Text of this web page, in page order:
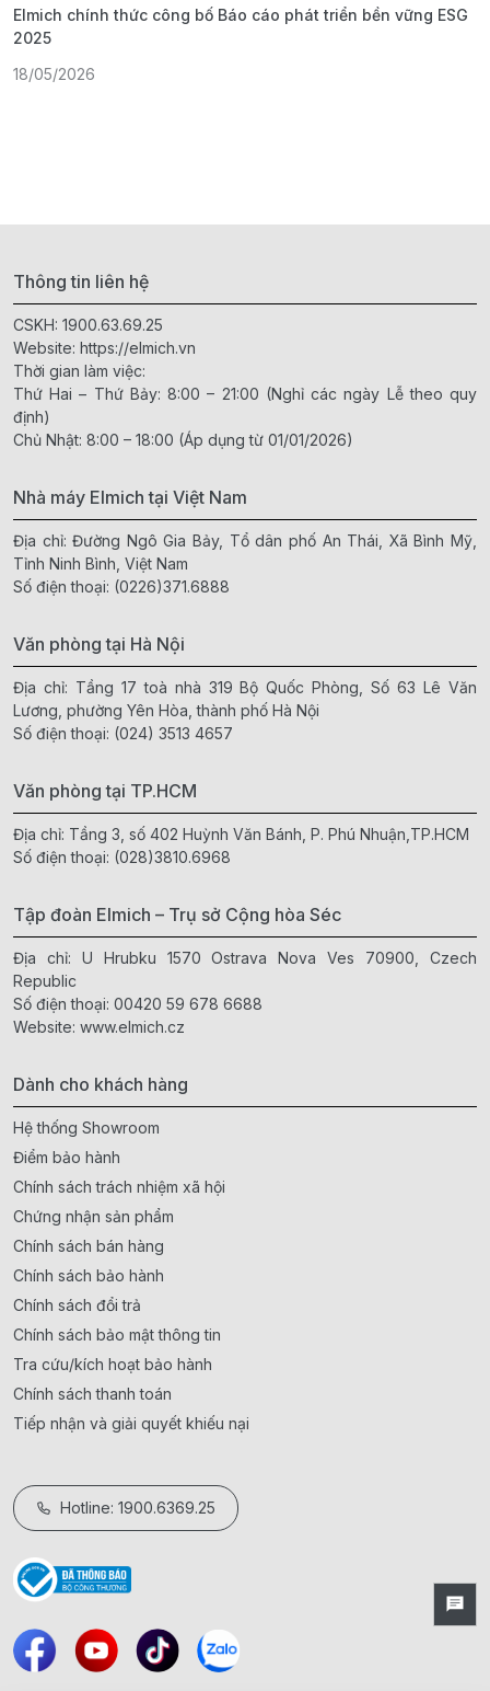
Elmich chính thức công bố Báo cáo phát triển bền vững ESG
2025
18/05/2026
Thông tin liên hệ
CSKH: 1900.63.69.25
Website: https://elmich.vn
Thời gian làm việc:
Thứ Hai – Thứ Bảy: 8:00 – 21:00 (Nghỉ các ngày Lễ theo quy
định)
Chủ Nhật: 8:00 – 18:00 (Áp dụng từ 01/01/2026)
Nhà máy Elmich tại Việt Nam
Địa chỉ: Đường Ngô Gia Bảy, Tổ dân phố An Thái, Xã Bình Mỹ,
Tỉnh Ninh Bình, Việt Nam
Số điện thoại: (0226)371.6888
Văn phòng tại Hà Nội
Địa chỉ: Tầng 17 toà nhà 319 Bộ Quốc Phòng, Số 63 Lê Văn
Lương, phường Yên Hòa, thành phố Hà Nội
Số điện thoại: (024) 3513 4657
Văn phòng tại TP.HCM
Địa chỉ: Tầng 3, số 402 Huỳnh Văn Bánh, P. Phú Nhuận,TP.HCM
Số điện thoại: (028)3810.6968
Tập đoàn Elmich – Trụ sở Cộng hòa Séc
Địa chỉ: U Hrubku 1570 Ostrava Nova Ves 70900, Czech
Republic
Số điện thoại: 00420 59 678 6688
Website: www.elmich.cz
Dành cho khách hàng
Hệ thống Showroom
Điểm bảo hành
Chính sách trách nhiệm xã hội
Chứng nhận sản phẩm
Chính sách bán hàng
Chính sách bảo hành
Chính sách đổi trả
Chính sách bảo mật thông tin
Tra cứu/kích hoạt bảo hành
Chính sách thanh toán
Tiếp nhận và giải quyết khiếu nại
Hotline: 1900.6369.25